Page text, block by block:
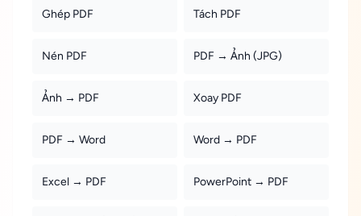
Ghép PDF Tách PDF
Nén PDF PDF → Ảnh (JPG)
Ảnh → PDF Xoay PDF
PDF → Word Word → PDF
Excel → PDF PowerPoint → PDF